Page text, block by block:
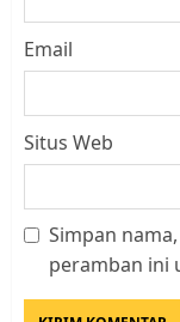
Email
Situs Web
Simpan
peramban ini